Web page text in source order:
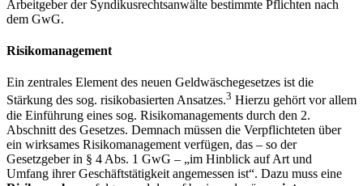
Arbeitgeber der Syndikusrechtsanwälte bestimmte Pflichten nach
dem GwG.
Risikomanagement
Ein zentrales Element des neuen Geldwäschegesetzes ist die
Stärkung des sog. risikobasierten Ansatzes.3 Hierzu gehört vor allem
die Einführung eines sog. Risikomanagements durch den 2.
Abschnitt des Gesetzes. Demnach müssen die Verpflichteten über
ein wirksames Risikomanagement verfügen, das – so der
Gesetzgeber in § 4 Abs. 1 GwG – „im Hinblick auf Art und
Umfang ihrer Geschäftstätigkeit angemessen ist“. Dazu muss eine